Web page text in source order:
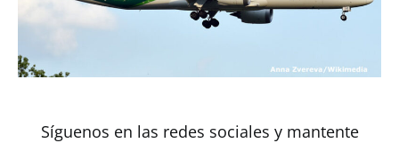
Síguenos en las redes sociales y mantente